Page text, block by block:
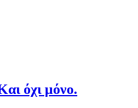
όχι μόνο.